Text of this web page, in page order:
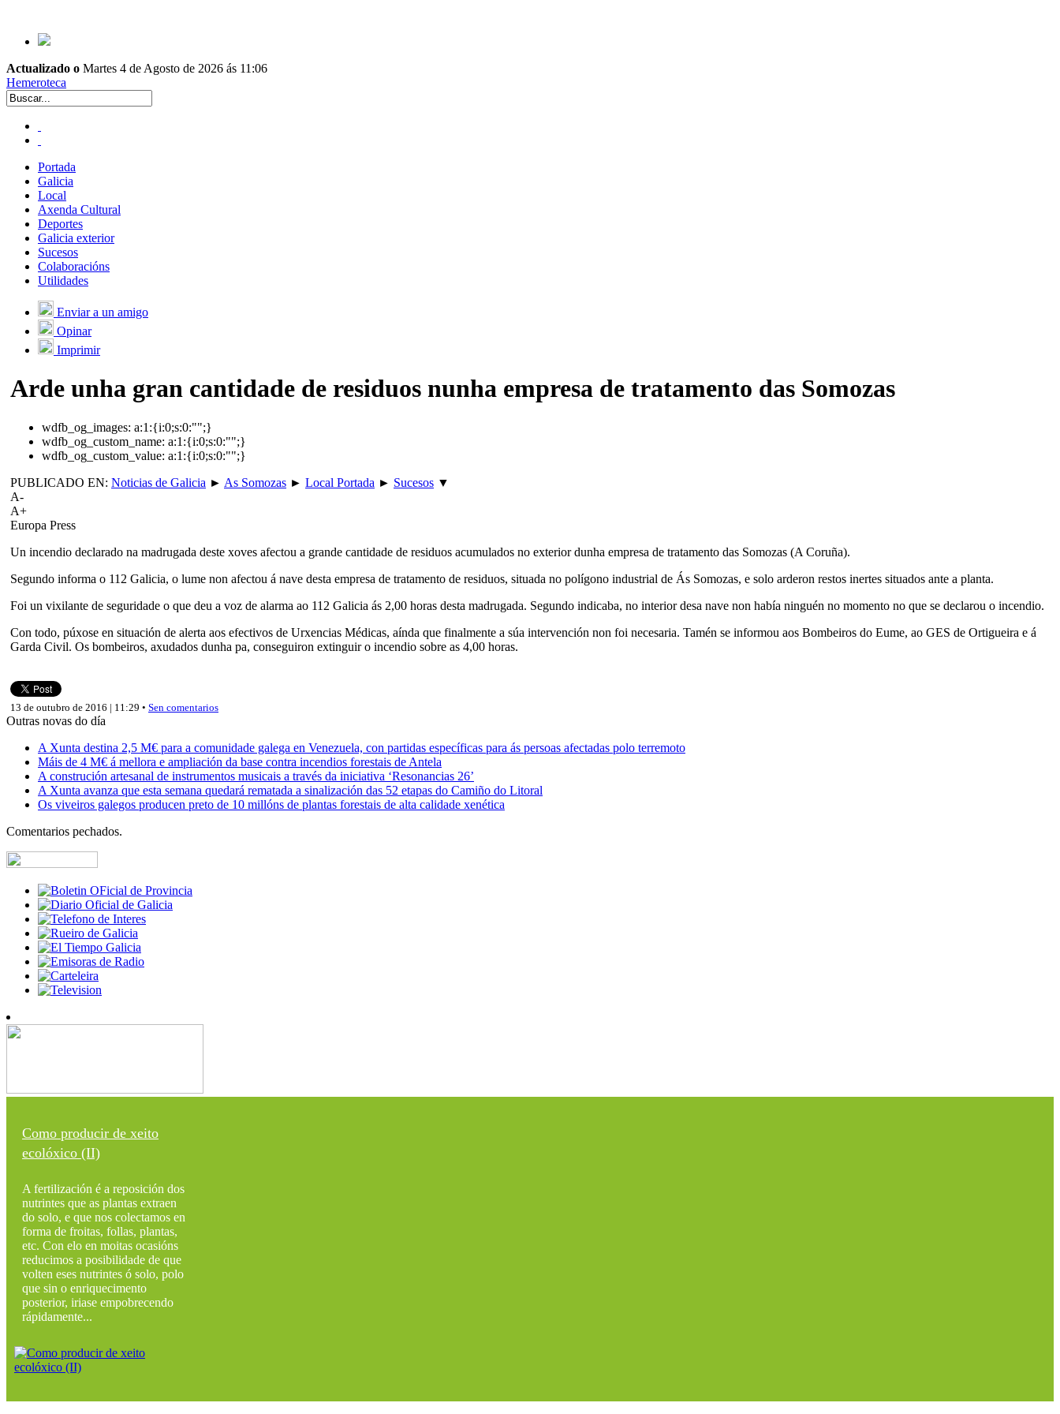
Actualizado o Martes 4 de Agosto de 2026 ás 11:06
Hemeroteca
Portada
Galicia
Local
Axenda Cultural
Deportes
Galicia exterior
Sucesos
Colaboracións
Utilidades
Enviar a un amigo
Opinar
Imprimir
Arde unha gran cantidade de residuos nunha empresa de tratamento das Somozas
wdfb_og_images: a:1:{i:0;s:0:"";}
wdfb_og_custom_name: a:1:{i:0;s:0:"";}
wdfb_og_custom_value: a:1:{i:0;s:0:"";}
PUBLICADO EN: Noticias de Galicia ► As Somozas ► Local Portada ► Sucesos ▼
A-
A+
Europa Press
Un incendio declarado na madrugada deste xoves afectou a grande cantidade de residuos acumulados no exterior dunha empresa de tratamento das Somozas (A Coruña).
Segundo informa o 112 Galicia, o lume non afectou á nave desta empresa de tratamento de residuos, situada no polígono industrial de Ás Somozas, e solo arderon restos inertes situados ante a planta.
Foi un vixilante de seguridade o que deu a voz de alarma ao 112 Galicia ás 2,00 horas desta madrugada. Segundo indicaba, no interior desa nave non había ninguén no momento no que se declarou o incendio.
Con todo, púxose en situación de alerta aos efectivos de Urxencias Médicas, aínda que finalmente a súa intervención non foi necesaria. Tamén se informou aos Bombeiros do Eume, ao GES de Ortigueira e á
Garda Civil. Os bombeiros, axudados dunha pa, conseguiron extinguir o incendio sobre as 4,00 horas.
13 de outubro de 2016 | 11:29 • Sen comentarios
Outras novas do día
A Xunta destina 2,5 M€ para a comunidade galega en Venezuela, con partidas específicas para ás persoas afectadas polo terremoto
Máis de 4 M€ á mellora e ampliación da base contra incendios forestais de Antela
A construción artesanal de instrumentos musicais a través da iniciativa ‘Resonancias 26’
A Xunta avanza que esta semana quedará rematada a sinalización das 52 etapas do Camiño do Litoral
Os viveiros galegos producen preto de 10 millóns de plantas forestais de alta calidade xenética
Comentarios pechados.
Como producir de xeito
ecolóxico (II)
A fertilización é a reposición dos
nutrintes que as plantas extraen
do solo, e que nos colectamos en
forma de froitas, follas, plantas,
etc. Con elo en moitas ocasións
reducimos a posibilidade de que
volten eses nutrintes ó solo, polo
que sin o enriquecimento
posterior, iriase empobrecendo
rápidamente...